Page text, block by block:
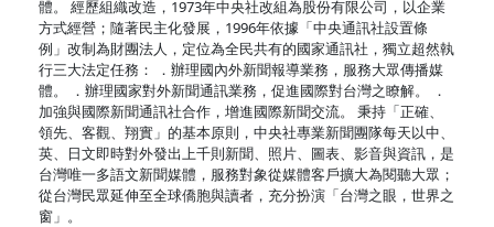
體。 經歷組織改造，1973年中央社改組為股份有限公司，以企業
方式經營；隨著民主化發展，1996年依據「中央通訊社設置條
例」改制為財團法人，定位為全民共有的國家通訊社，獨立超然執
行三大法定任務： ．辦理國內外新聞報導業務，服務大眾傳播媒
體。 ．辦理國家對外新聞通訊業務，促進國際對台灣之瞭解。 ．
加強與國際新聞通訊社合作，增進國際新聞交流。 秉持「正確、
領先、客觀、翔實」的基本原則，中央社專業新聞團隊每天以中、
英、日文即時對外發出上千則新聞、照片、圖表、影音與資訊，是
台灣唯一多語文新聞媒體，服務對象從媒體客戶擴大為閱聽大眾；
從台灣民眾延伸至全球僑胞與讀者，充分扮演「台灣之眼，世界之
窗」。